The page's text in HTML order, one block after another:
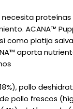
ACANA™
como platija
aporta
pollo
pollo frescos